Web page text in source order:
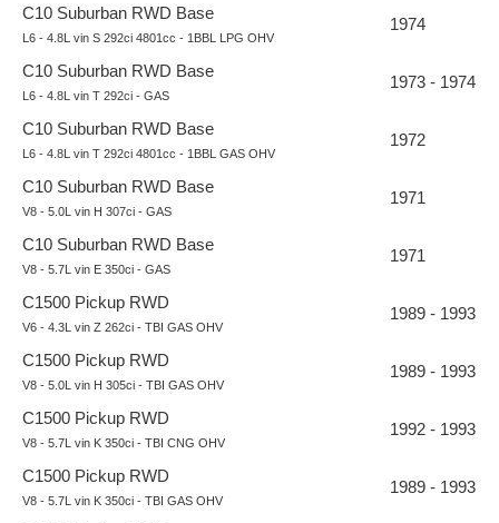
C10 Suburban RWD Base
L6 - 4.8L vin S 292ci 4801cc - 1BBL LPG OHV
1974
C10 Suburban RWD Base
L6 - 4.8L vin T 292ci - GAS
1973 - 1974
C10 Suburban RWD Base
L6 - 4.8L vin T 292ci 4801cc - 1BBL GAS OHV
1972
C10 Suburban RWD Base
V8 - 5.0L vin H 307ci - GAS
1971
C10 Suburban RWD Base
V8 - 5.7L vin E 350ci - GAS
1971
C1500 Pickup RWD
V6 - 4.3L vin Z 262ci - TBI GAS OHV
1989 - 1993
C1500 Pickup RWD
V8 - 5.0L vin H 305ci - TBI GAS OHV
1989 - 1993
C1500 Pickup RWD
V8 - 5.7L vin K 350ci - TBI CNG OHV
1992 - 1993
C1500 Pickup RWD
V8 - 5.7L vin K 350ci - TBI GAS OHV
1989 - 1993